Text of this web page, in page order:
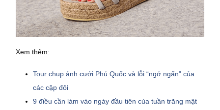
Xem thêm:
Tour chụp ảnh cưới Phú Quốc và lỗi “ngớ ngẩn” của
các cặp đôi
9 điều cần làm vào ngày đầu tiên của tuần trăng mật